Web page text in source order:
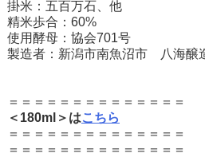
掛米：五百万石、他
精米歩合：60%
使用酵母：協会701号
製造者：新潟市南魚沼市 八海醸
＝＝＝＝＝＝＝＝＝＝＝＝＝＝
＜180ml＞はこちら
＝＝＝＝＝＝＝＝＝＝＝＝＝＝
＝＝＝＝＝＝＝＝＝＝＝＝＝＝